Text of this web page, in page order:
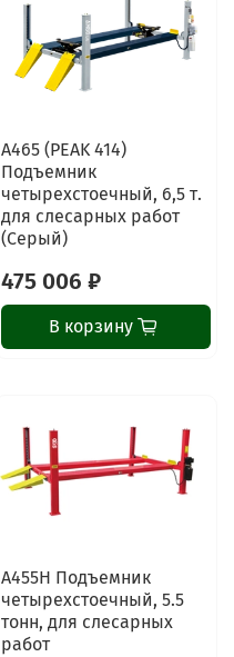
A465 (PEAK 414)
Подъемник
четырехстоечный, 6,5 т.
для слесарных работ
(Серый)
475 006 ₽
В корзину
А455H Подъемник
четырехстоечный, 5.5
тонн, для слесарных
работ